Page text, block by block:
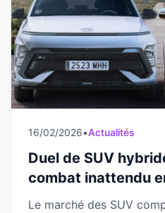
16/02/2026•Actualités
Duel de SUV
combat inattendu
Ebro S400 et le
Le marché des SUV